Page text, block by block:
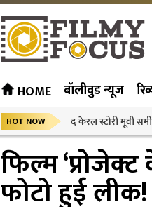
HOME बॉलीवुड न्यूज
HOT NOW द केरल स्टोरी मूवी
फिल्म
फोटो हुई लीक!